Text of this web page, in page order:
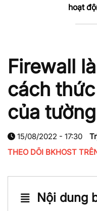
hoạt
Firewall
cách
của
15/08/2022 - 17:30
THEO DÕI BKHOST
Nội dung